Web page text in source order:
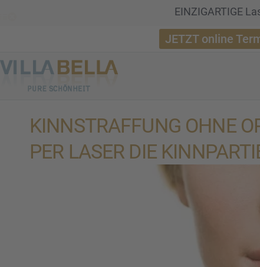
EINZIGARTIGE
JETZT online
KINNSTRAF­FUNG OHNE
PER LASER DIE